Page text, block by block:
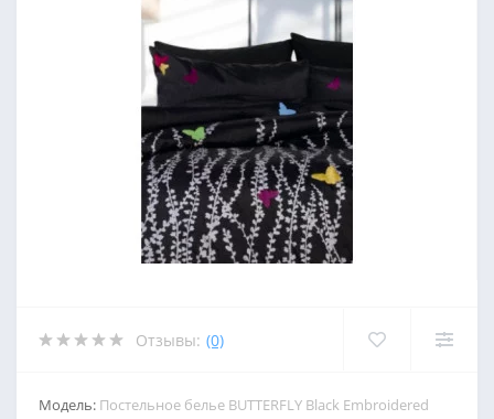
Отзывы: (0)
Модель: Постельное белье BUTTERFLY Black Embroidered